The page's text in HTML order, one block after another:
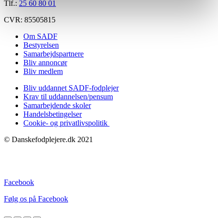
Tlf.: 25 60 80 01
CVR: 85505815
Om SADF
Bestyrelsen
Samarbejdspartnere
Bliv annoncør
Bliv medlem
Bliv uddannet SADF-fodplejer
Krav til uddannelsen/pensum
Samarbejdende skoler
Handelsbetingelser
Cookie- og privatlivspolitik
© Danskefodplejere.dk 2021
Facebook
Følg os på Facebook